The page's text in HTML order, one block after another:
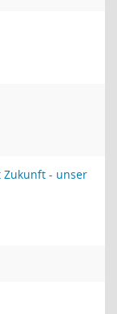
Zukunft - unser